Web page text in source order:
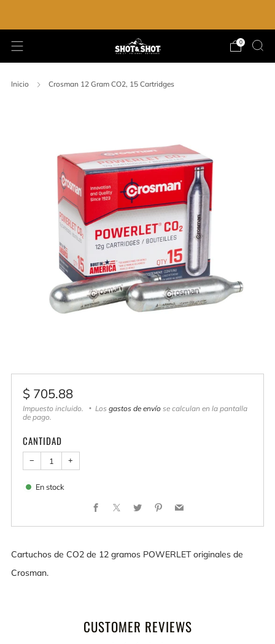
0
Inicio Crosman 12 Gram CO2, 15 Cartridges
Precio
habitual
$ 705.88
Impuesto incluido. Los gastos de envío se calculan en la pantalla
de pago.
CANTIDAD
− +
En stock
Facebook Twitter Pinterest
Email
Cartuchos de CO2 de 12 gramos POWERLET originales de
Crosman.
CUSTOMER REVIEWS